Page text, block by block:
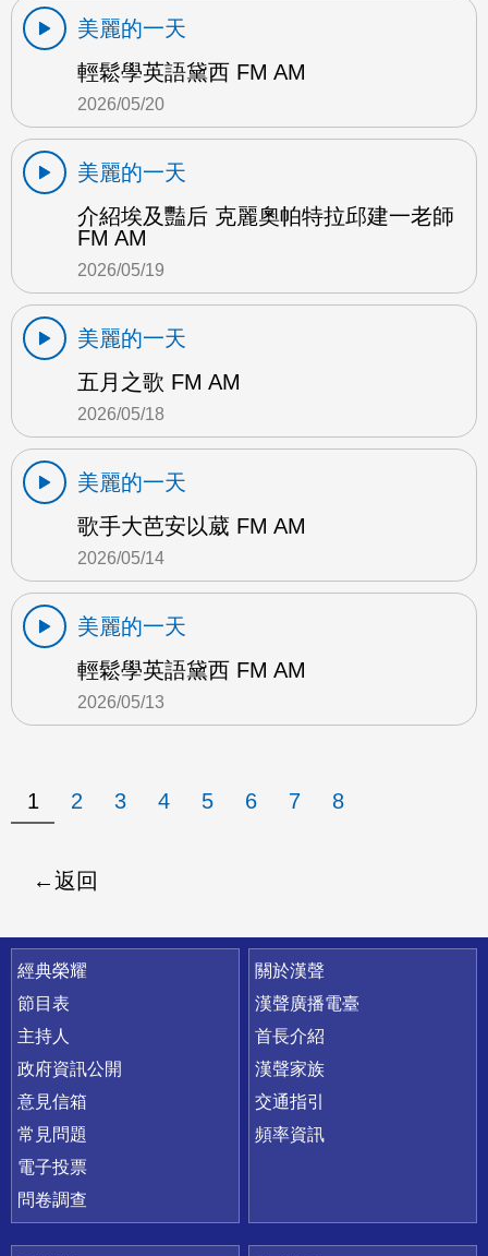
美麗的一天
輕鬆學英語黛西 FM AM
2026/05/20
美麗的一天
介紹埃及豔后 克麗奧帕特拉邱建一老師
FM AM
2026/05/19
美麗的一天
五月之歌 FM AM
2026/05/18
美麗的一天
歌手大芭安以葳 FM AM
2026/05/14
美麗的一天
輕鬆學英語黛西 FM AM
2026/05/13
1 2 3 4 5 6 7 8
返回
快速連結
經典榮耀
節目表
主持人
政府資訊公開
意見信箱
常見問題
電子投票
問卷調查
關於漢聲
漢聲廣播電臺
首長介紹
漢聲家族
交通指引
頻率資訊